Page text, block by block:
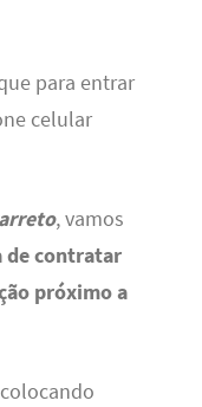
para entrar
celular
, vamos
de contratar
próximo a